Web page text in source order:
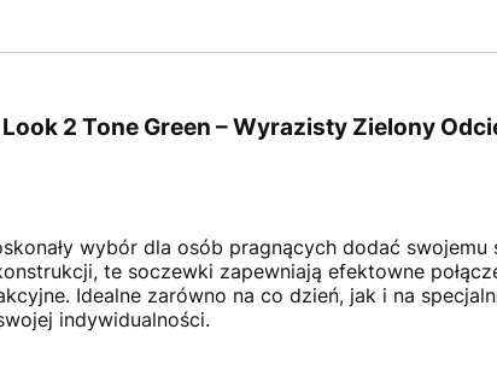
2 Tone Green – Wyrazisty Zielony
wybór dla osób pragnących dodać swojemu
te soczewki zapewniają efektowne
Idealne zarówno na co dzień, jak i na
indywidualności.